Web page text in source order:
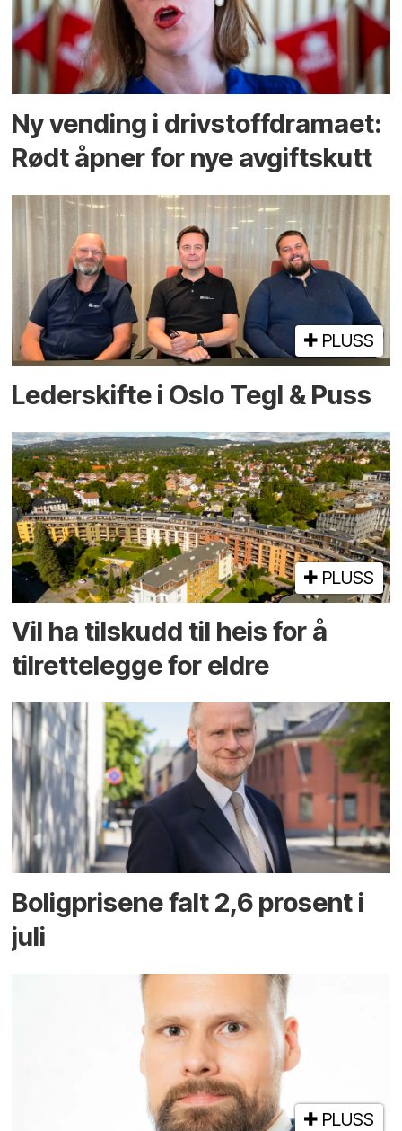
Ny vending i drivstoffdramaet:
Rødt åpner for nye avgiftskutt
PLUSS
Lederskifte i Oslo Tegl & Puss
PLUSS
Vil ha tilskudd til heis for å
tilrettelegge for eldre
Boligprisene falt 2,6 prosent i
juli
PLUSS